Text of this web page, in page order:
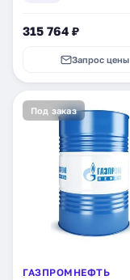
315 764 ₽
Запрос цены
Под заказ
ГАЗПРОМНЕФТЬ